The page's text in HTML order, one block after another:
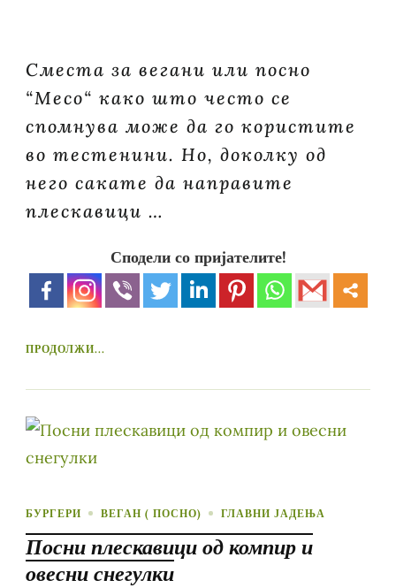
Сместа за вегани или посно
“Месо“ како што често се
спомнува може да го користите
во тестенини. Но, доколку од
него сакате да направите
плескавици …
Сподели со пријателите!
ПРОДОЛЖИ...
БУРГЕРИ ВЕГАН ( ПОСНО) ГЛАВНИ ЈАДЕЊА
Посни плескавици од компир и
овесни снегулки